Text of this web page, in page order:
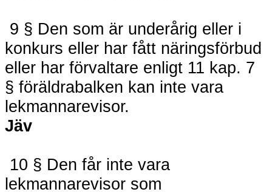
9 § Den som är underårig eller i
konkurs eller har fått näringsförbud
eller har förvaltare enligt 11 kap. 7
§ föräldrabalken kan inte vara
lekmannarevisor.
Jäv
10 § Den får inte vara
lekmannarevisor som